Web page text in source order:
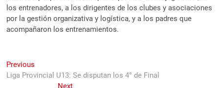
los entrenadores, a los dirigentes de los clubes y asociaciones
por la gestión organizativa y logística, y a los padres que
acompañaron los entrenamientos.
Navegación
de
Previous
post:
Liga Provincial U13: Se disputan los 4° de Final
NextNext